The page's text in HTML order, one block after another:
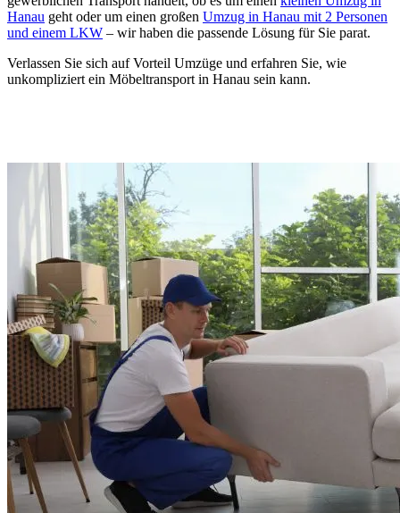
Hanau geht oder um einen großen Umzug in Hanau mit 2 Personen
und einem LKW – wir haben die passende Lösung für Sie parat.
Verlassen Sie sich auf Vorteil Umzüge und erfahren Sie, wie
unkompliziert ein Möbeltransport in Hanau sein kann.